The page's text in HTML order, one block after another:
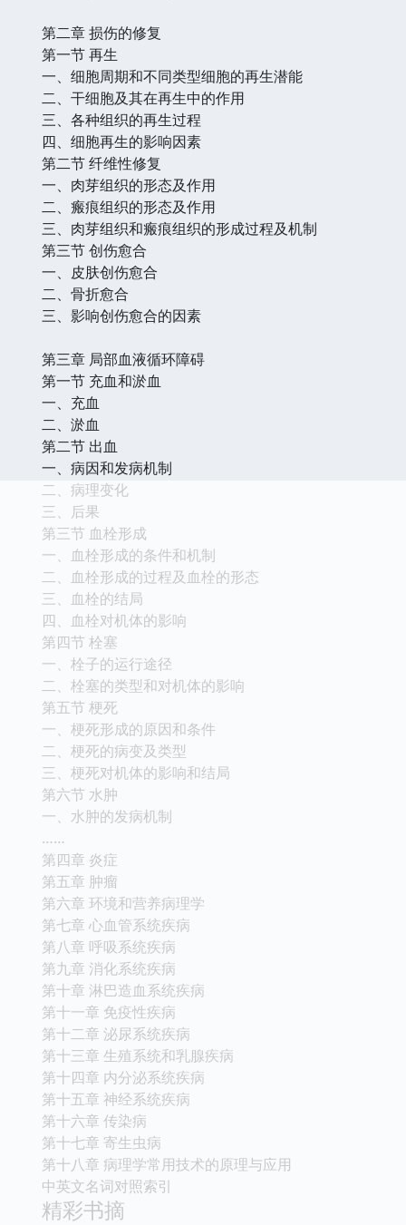
第二章 损伤的修复
第一节 再生
一、细胞周期和不同类型细胞的再生潜能
二、干细胞及其在再生中的作用
三、各种组织的再生过程
四、细胞再生的影响因素
第二节 纤维性修复
一、肉芽组织的形态及作用
二、瘢痕组织的形态及作用
三、肉芽组织和瘢痕组织的形成过程及机制
第三节 创伤愈合
一、皮肤创伤愈合
二、骨折愈合
三、影响创伤愈合的因素
第三章 局部血液循环障碍
第一节 充血和淤血
一、充血
二、淤血
第二节 出血
一、病因和发病机制
二、病理变化
三、后果
第三节 血栓形成
一、血栓形成的条件和机制
二、血栓形成的过程及血栓的形态
三、血栓的结局
四、血栓对机体的影响
第四节 栓塞
一、栓子的运行途径
二、栓塞的类型和对机体的影响
第五节 梗死
一、梗死形成的原因和条件
二、梗死的病变及类型
三、梗死对机体的影响和结局
第六节 水肿
一、水肿的发病机制
……
第四章 炎症
第五章 肿瘤
第六章 环境和营养病理学
第七章 心血管系统疾病
第八章 呼吸系统疾病
第九章 消化系统疾病
第十章 淋巴造血系统疾病
第十一章 免疫性疾病
第十二章 泌尿系统疾病
第十三章 生殖系统和乳腺疾病
第十四章 内分泌系统疾病
第十五章 神经系统疾病
第十六章 传染病
第十七章 寄生虫病
第十八章 病理学常用技术的原理与应用
中英文名词对照索引
精彩书摘